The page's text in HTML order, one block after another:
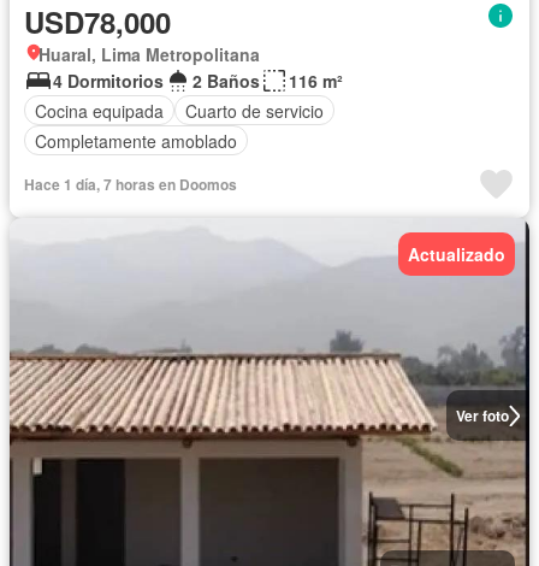
USD78,000
Huaral, Lima Metropolitana
4 Dormitorios
2 Baños
116 m²
Cocina equipada
Cuarto de servicio
Completamente amoblado
Hace 1 día, 7 horas en Doomos
Ver foto
Actualizado